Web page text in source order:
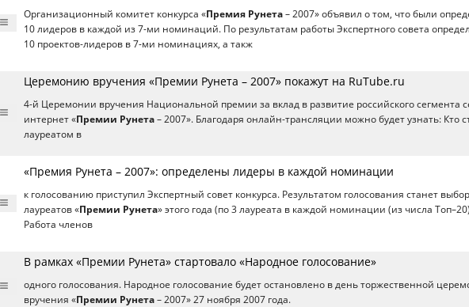
Организационный комитет конкурса «Премия Рунета – 2007» объявил о том, что были
10 лидеров в каждой из 7-ми номинаций. По результатам работы Экспертного совета
10 проектов-лидеров в 7-ми номинациях, а такж
Церемонию вручения «Премии Рунета – 2007» покажут на RuTube.ru
4-й Церемонии вручения Национальной премии за вклад в развитие российского сегмента
интернет «Премии Рунета – 2007». Благодаря онлайн-трансляции можно будет узнать: Кто
лауреатом в
«Премия Рунета – 2007»: определены лидеры в каждой номинации
к голосованию приступил Экспертный совет конкурса. Результатом голосования станет выбор
лауреатов «Премии Рунета» этого года (по 3 лауреата в каждой номинации (из числа
Работа членов
В рамках «Премии Рунета» стартовало «Народное голосование»
одного голосования. Народное голосование будет остановлено в день торжественной
вручения «Премии Рунета – 2007» 27 ноября 2007 года.